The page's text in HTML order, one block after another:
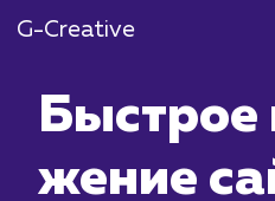
G-Creative